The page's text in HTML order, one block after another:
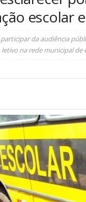
escolar
da audiência
na rede municipal de